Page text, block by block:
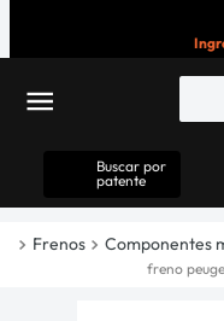
Buscar por
patente
Frenos Componentes
freno